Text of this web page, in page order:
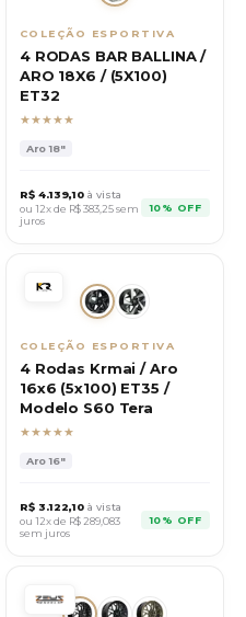
COLEÇÃO ESPORTIVA
4 RODAS BAR BALLINA /
ARO 18X6 / (5X100)
ET32
★★★★★
Aro18"
R$ 4.139,10 à vista
ou 12x de R$383,25sem
juros
10% OFF
COLEÇÃO ESPORTIVA
4 Rodas Krmai / Aro
16x6 (5x100) ET35 /
Modelo S60 Tera
★★★★★
Aro16"
R$ 3.122,10 à vista
ou 12x de R$ 289,083
sem juros
10% OFF